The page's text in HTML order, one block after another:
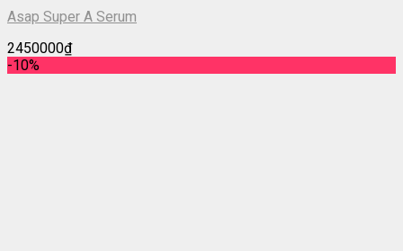
Asap Super A Serum
2450000₫
-10%